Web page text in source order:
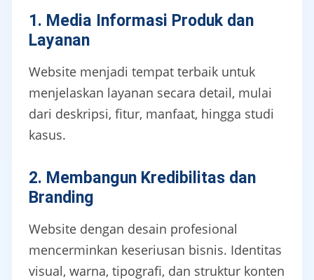
1. Media Informasi Produk dan
Layanan
Website menjadi tempat terbaik untuk
menjelaskan layanan secara detail, mulai
dari deskripsi, fitur, manfaat, hingga studi
kasus.
2. Membangun Kredibilitas dan
Branding
Website dengan desain profesional
mencerminkan keseriusan bisnis. Identitas
visual, warna, tipografi, dan struktur konten